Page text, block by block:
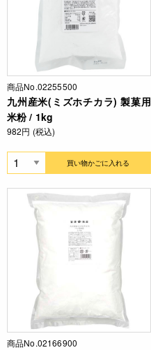
商品No.02255500
九州産米(ミズホチカラ) 製菓用
米粉 / 1kg
982円 (税込)
買い物かごに入れる
商品No.02166900